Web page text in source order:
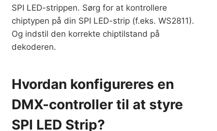
SPI LED-strippen. Sørg for at kontrollere
chiptypen på din SPI LED-strip (f.eks. WS2811).
Og indstil den korrekte chiptilstand på
dekoderen.
Hvordan konfigureres en
DMX-controller til at styre
SPI LED Strip?